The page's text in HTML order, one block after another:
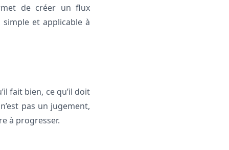
de créer un flux
et applicable à
fait bien, ce qu’il doit
pas un jugement,
à progresser.